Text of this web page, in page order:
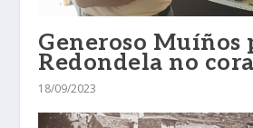
Generoso Muíños
Redondela no
18/09/2023